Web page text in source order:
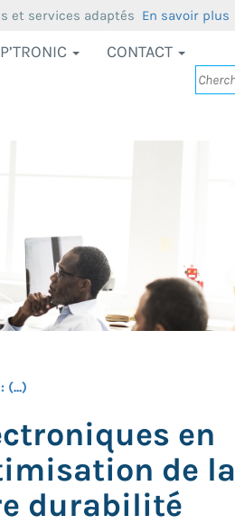
CONTACT
(...)
en
de la
durabilité
et services adaptés En savoir plus